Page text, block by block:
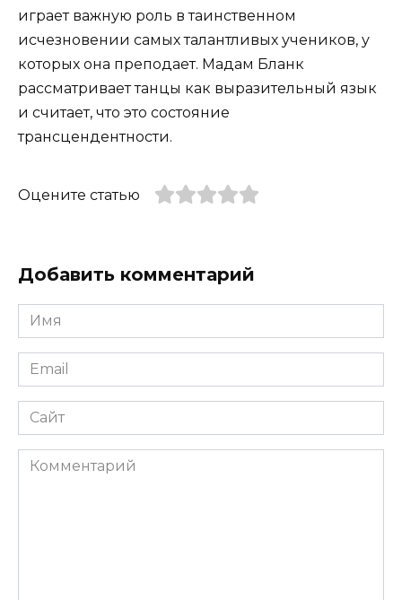
играет важную роль в таинственном
исчезновении самых талантливых учеников, у
которых она преподает. Мадам Бланк
рассматривает танцы как выразительный язык
и считает, что это состояние
трансцендентности.
Оцените статью
Добавить комментарий
Имя
*
Email
*
Сайт
Комментарий